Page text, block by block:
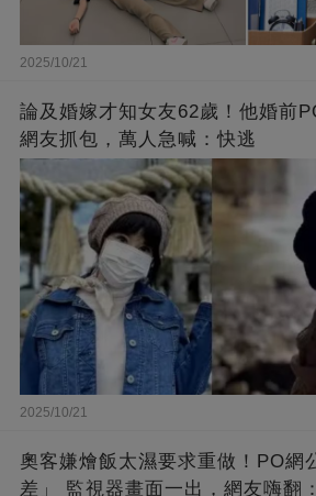
2025/10/21
論及婚嫁才知女友62歲！他婚前
網友抓包，萬人急喊：快逃
2025/10/21
奧客嫌燴飯太濕要求重做！PO網
差」 監視器畫面一出，網友嗨翻